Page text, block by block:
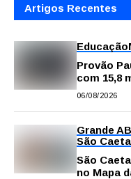
Artigos Recentes
Educação
Provão
com 15,8
público
06/08/2026
Grande
São
São
no Mapa